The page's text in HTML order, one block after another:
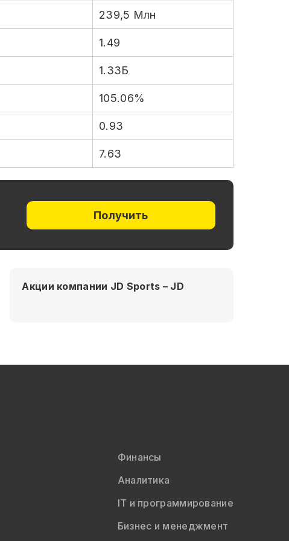
239,5 Млн
1.49
1.33Б
105.06%
0.93
7.63
Получить
Акции компании JD Sports – JD
Финансы
Аналитика
IT и программирование
Бизнес и менеджмент